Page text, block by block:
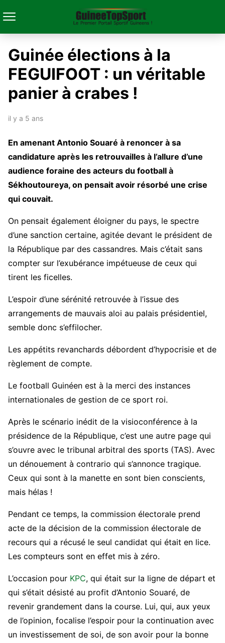
Guinée élections à la
FEGUIFOOT : un véritable
panier à crabes !
il y a 5 ans
En amenant Antonio Souaré à renoncer à sa
candidature après les retrouvailles à l’allure d’une
audience foraine des acteurs du football à
Sékhoutoureya, on pensait avoir résorbé une crise
qui couvait.
On pensait également éloigner du pays, le spectre
d’une sanction certaine, agitée devant le président de
la République par des cassandres. Mais c’était sans
compter sur l’exubérance impétueuse de ceux qui
tirent les ficelles.
L’espoir d’une sérénité retrouvée à l’issue des
arrangements de mauvais aloi au palais présidentiel,
semble donc s’effilocher.
Les appétits revanchards débordent d’hypocrisie et de
règlement de compte.
Le football Guinéen est à la merci des instances
internationales de gestion de ce sport roi.
Après le scénario inédit de la visioconférence à la
présidence de la République, c’est une autre page qui
s’ouvre avec le tribunal arbitral des sports (TAS). Avec
un dénouement à contrario qui s’annonce tragique.
Ceux qui sont à la manette en sont bien conscients,
mais hélas !
Pendant ce temps, la commission électorale prend
acte de la décision de la commission électorale de
recours qui a récusé le seul candidat qui était en lice.
Les compteurs sont en effet mis à zéro.
L’occasion pour KPC, qui était sur la ligne de départ et
qui s’était désisté au profit d’Antonio Souaré, de
revenir grandement dans la course. Lui, qui, aux yeux
de l’opinion, focalise l’espoir pour la continuation avec
un investissement de soi, de son avoir pour la bonne